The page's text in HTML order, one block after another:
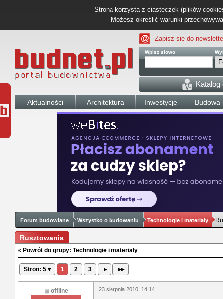
Strona korzysta z ciasteczek (plików
Możesz określić warunki
Zapisz się do
Wpisz słowo
Katalog
Aktualności Architektura Inwestycje Budowa
Forum budowlane Wszystko o budowaniu Technologie i materiały
Rusztowania
« Powrót do grupy: Technologie i materiały
Stron: 5 ▾ 1 2 3 ▸ ▸▸
offline 23 sierpnia 2010, 14:14